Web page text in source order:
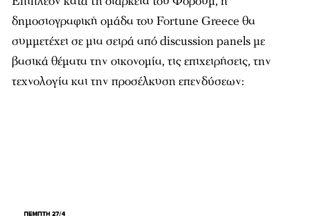
δημοσιογραφική ομάδα του Fortune Greece θα
συμμετέχει σε μια σειρά από discussion panels με
βασικά θέματα την οικονομία, τις επιχειρήσεις, την
τεχνολογία και την προσέλκυση επενδύσεων: